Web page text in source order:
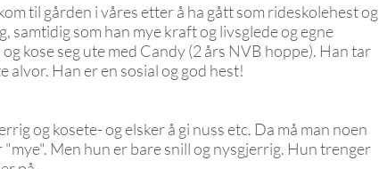
til gården i våres etter å ha gått som rideskolehest og
samtidig som han mye kraft og livsglede og egne
kose seg ute med Candy (2 års NVB hoppe). Han tar
alvor. Han er en sosial og god hest!
og kosete- og elsker å gi nuss etc. Da må man noen
Men hun er bare snill og nysgjerrig. Hun trenger